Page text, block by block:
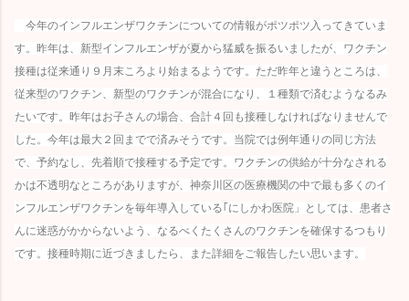
今年のインフルエンザワクチンについての情報がポツポツ入ってきていま
す。昨年は、新型インフルエンザが夏から猛威を振るいましたが、ワクチン
接種は従来通り９月末ころより始まるようです。ただ昨年と違うところは、
従来型のワクチン、新型のワクチンが混合になり、１種類で済むようなるみ
たいです。昨年はお子さんの場合、合計４回も接種しなければなりませんで
した。今年は最大２回までで済みそうです。当院では例年通りの同じ方法
で、予約なし、先着順で接種する予定です。ワクチンの供給が十分なされる
かは不透明なところがありますが、神奈川区の医療機関の中で最も多くのイ
ンフルエンザワクチンを毎年導入している｢にしかわ医院」としては、患者さ
んに迷惑がかからないよう、なるべくたくさんのワクチンを確保するつもり
です。接種時期に近づきましたら、また詳細をご報告したい思います。